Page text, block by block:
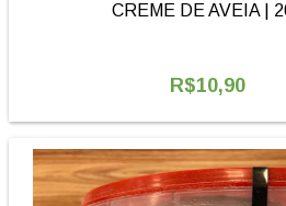
CREME DE AVEIA |
R$10,90